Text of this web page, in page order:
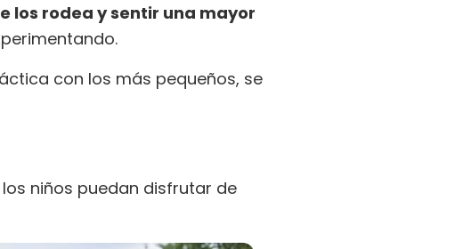
los rodea y sentir una mayor
con los más pequeños, se
niños puedan disfrutar de